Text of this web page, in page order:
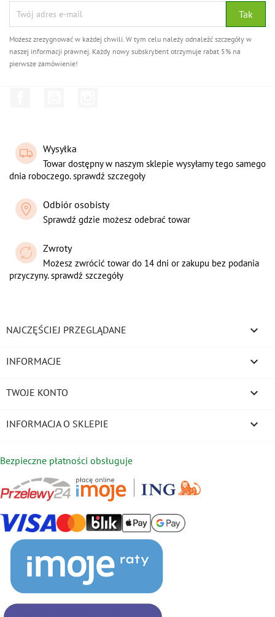
Możesz zrezygnować w każdej chwili. W tym celu należy odnaleźć szczegóły w
naszej informacji prawnej. Każdy nowy subskrybent otrzymuje rabat 5% na
pierwsze zamówienie!
Wysyłka
Towar dostępny w naszym sklepie wysyłamy tego samego
dnia roboczego. sprawdź szczegoły
Odbiór osobisty
Sprawdź gdzie możesz odebrać towar
Zwroty
Możesz zwrócić towar do 14 dni or zakupu bez podania
przyczyny. sprawdź szczegóły
NAJCZĘŚCIEJ PRZEGLĄDANE 
INFORMACJE 
TWOJE KONTO 
INFORMACJA O SKLEPIE keyboard_arrow_down
Bezpieczne płatności obsługuje